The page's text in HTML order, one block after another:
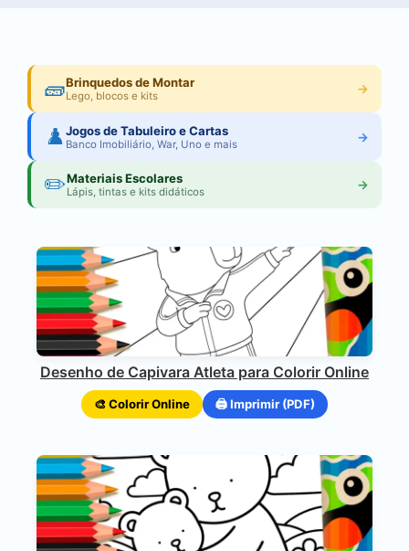
🧱Brinquedos de Montar
Lego, blocos e kits →
♟️Jogos de Tabuleiro e Cartas
Banco Imobiliário, War, Uno e mais →
✏️Materiais Escolares
Lápis, tintas e kits didáticos →
Desenho de Capivara Atleta para Colorir Online
🎨 Colorir Online 🖨️ Imprimir (PDF)